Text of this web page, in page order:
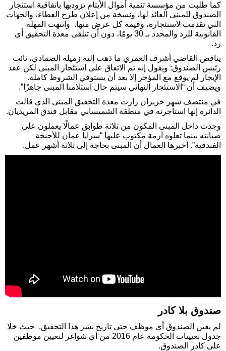
كما طلبت من مؤسسة تنمية أموال الأيتام تزوديها باتفاقية استئجار
الصندوق للمبنى العائد لها، ونسخة من إعلان طرح العطاء، والجهات
التي تقدمت لاستئجاره، وقيمة كل عرض منها. وانتهت المهلة
القانونية للرد والمحدد بـ 30 يومًا، دون أن تتلقى معدة التحقيق أي
رد.
يناقض القاضي أشرف العمري ما ذهب إليه زميله الصمادي، نائب
رئيس الصندوق: ويقول إنه تم الاتفاق على استئجار المبنى لكن عقد
الإيجار لم يوقع مع المؤجر إلا بعد أن يستوفي الشروط كاملة.
ويضيف أن “الاستئجار النهائي سيتم حال استلامنا المبنى جاهزًا”.
في منتصف شهر حزيران زارت معدة التحقيق المبنى الذي قالت
الدائرة إنها استأجرته في منطقة الشميساني مقابل فندق المريديان.
وجدت داخل المبنى المكون من ثلاثة طوابق عمالًا يعملون على
صيانته بينما تعلوه آرمة مكتوب عليها “سرايا عمان للأجنحة
الفندقية”. أخبرها العمال أن المبنى بحاجة إلى ثلاثة أشهر عمل.
صندوق بلا كادر
لم يعين الصندوق أي موظف حتى تاريخ نشر هذا التحقيق. حيث خلا
جدول تعيينات الحكومة عام 2016 من أي شواغر لتعيين موظفين
على كادر الصندوق.